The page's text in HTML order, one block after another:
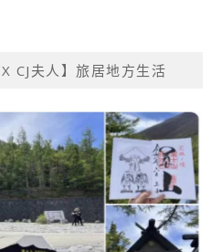
CJ夫人】旅居地方生活